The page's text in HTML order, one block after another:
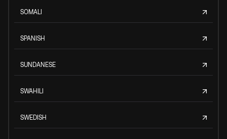
SOMALI
SPANISH
SUNDANESE
SWAHILI
SWEDISH